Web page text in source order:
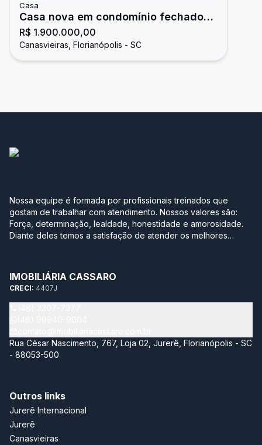
Casa
Casa nova em condomínio fechado
no Vilaporé II
R$ 1.900.000,00
Canasvieiras, Florianópolis - SC
Nossa equipe é formada por profissionais treinados que
gostam de trabalhar com atendimento. Nossos valores são:
Força, determinação, lealdade, honestidade e amorosidade.
Diante deles temos a satisfação de atender os melhores
pensando no conforto de uma casa. Sabe aquela que você
degusta de um bom café moído na hora, serve uma bebida
gelada para os amigos e sempre tem um bolinho para o café
da tarde? Essa é a nossa empresa. Aqui você se sente em
futuro de prestígio. Juntos faremos história!
IMOBILIÁRIA CASSARO
CRECI: 4407J
Rua César Nascimento, 767, Loja 02, Jurerê, Florianópolis - SC
- 88053-500
Outros links
Jurerê Internacional
Jurerê
Canasvieiras